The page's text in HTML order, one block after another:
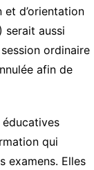
d’orientation
serait aussi
ordinaire
afin de
qui
examens. Elles